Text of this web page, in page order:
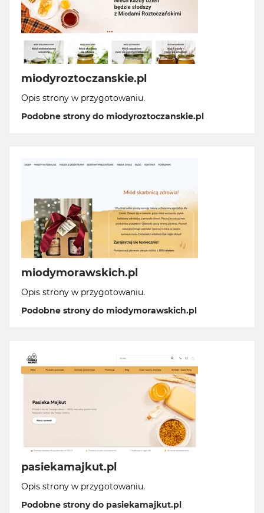
miodyroztoczanskie.pl
Opis strony w przygotowaniu.
Podobne strony do miodyroztoczanskie.pl
miodymorawskich.pl
Opis strony w przygotowaniu.
Podobne strony do miodymorawskich.pl
pasiekamajkut.pl
Opis strony w przygotowaniu.
Podobne strony do pasiekamajkut.pl